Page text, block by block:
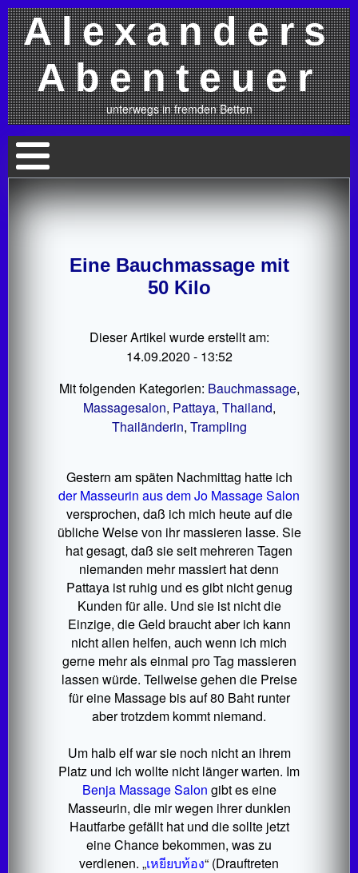
Alexanders
Abenteuer
unterwegs in fremden Betten
Eine Bauchmassage mit
50 Kilo
Dieser Artikel wurde erstellt am:
14.09.2020 - 13:52
Mit folgenden Kategorien: Bauchmassage,
Massagesalon, Pattaya, Thailand,
Thailänderin, Trampling
Gestern am späten Nachmittag hatte ich
der Masseurin aus dem Jo Massage Salon
versprochen, daß ich mich heute auf die
übliche Weise von ihr massieren lasse. Sie
hat gesagt, daß sie seit mehreren Tagen
niemanden mehr massiert hat denn
Pattaya ist ruhig und es gibt nicht genug
Kunden für alle. Und sie ist nicht die
Einzige, die Geld braucht aber ich kann
nicht allen helfen, auch wenn ich mich
gerne mehr als einmal pro Tag massieren
lassen würde. Teilweise gehen die Preise
für eine Massage bis auf 80 Baht runter
aber trotzdem kommt niemand.
Um halb elf war sie noch nicht an ihrem
Platz und ich wollte nicht länger warten. Im
Benja Massage Salon gibt es eine
Masseurin, die mir wegen ihrer dunklen
Hautfarbe gefällt hat und die sollte jetzt
eine Chance bekommen, was zu
verdienen. „เหยียบท้อง“ (Drauftreten